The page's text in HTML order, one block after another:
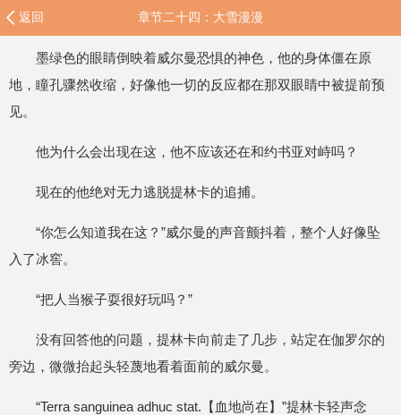
返回 章节二十四：大雪漫漫
墨绿色的眼睛倒映着威尔曼恐惧的神色，他的身体僵在原
地，瞳孔骤然收缩，好像他一切的反应都在那双眼睛中被提前预
见。
他为什么会出现在这，他不应该还在和约书亚对峙吗？
现在的他绝对无力逃脱提林卡的追捕。
“你怎么知道我在这？”威尔曼的声音颤抖着，整个人好像坠
入了冰窖。
“把人当猴子耍很好玩吗？”
没有回答他的问题，提林卡向前走了几步，站定在伽罗尔的
旁边，微微抬起头轻蔑地看着面前的威尔曼。
“Terra sanguinea adhuc stat.【血地尚在】”提林卡轻声念